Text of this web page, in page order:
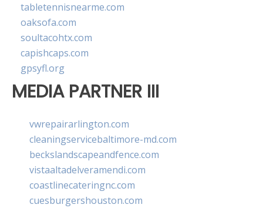
tabletennisnearme.com
oaksofa.com
soultacohtx.com
capishcaps.com
gpsyfl.org
MEDIA PARTNER III
vwrepairarlington.com
cleaningservicebaltimore-md.com
beckslandscapeandfence.com
vistaaltadelveramendi.com
coastlinecateringnc.com
cuesburgershouston.com